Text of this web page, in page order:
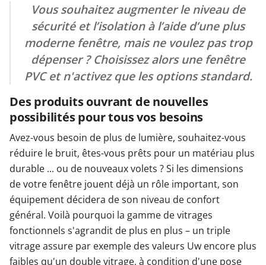
Vous souhaitez augmenter le niveau de
sécurité et l’isolation à l’aide d’une plus
moderne fenêtre, mais ne voulez pas trop
dépenser ? Choisissez alors une fenêtre
PVC et n'activez que les options standard.
Des produits ouvrant de nouvelles
possibilités pour tous vos besoins
Avez-vous besoin de plus de lumière, souhaitez-vous
réduire le bruit, êtes-vous prêts pour un matériau plus
durable ... ou de nouveaux volets ? Si les dimensions
de votre fenêtre jouent déjà un rôle important, son
équipement décidera de son niveau de confort
général. Voilà pourquoi la gamme de vitrages
fonctionnels s'agrandit de plus en plus – un triple
vitrage assure par exemple des valeurs Uw encore plus
faibles qu'un double vitrage, à condition d'une pose